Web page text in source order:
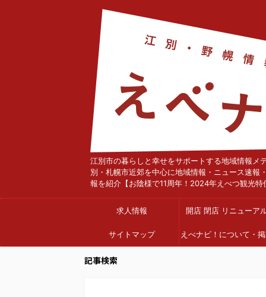
江別市の暮らしと幸せをサポートする地域情報
別・札幌市近郊を中心に地域情報・ニュース速報
報を紹介【お陰様で11周年！2024年えべつ観光特
求人情報 開店 閉店 リニューア
サイトマップ えべナビ！について・
記事検索